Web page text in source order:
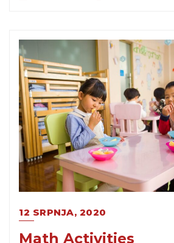
12 SRPNJA, 2020
Math Activities